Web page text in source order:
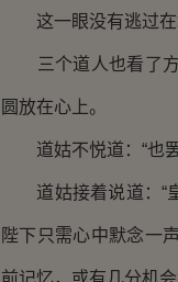
这一眼没有逃过在
三个道人也看了方
圆放在心上。
道姑不悦道：“也罢
道姑接着说道：“皇
陛下只需心中默念一
前记忆，或有几分机